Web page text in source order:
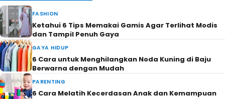
FASHION
Ketahui 6 Tips Memakai Gamis Agar Terlihat Modis
dan Tampil Penuh Gaya
GAYA HIDUP
6 Cara untuk Menghilangkan Noda Kuning di Baju
Berwarna dengan Mudah
PARENTING
6 Cara Melatih Kecerdasan Anak dan Kemampuan